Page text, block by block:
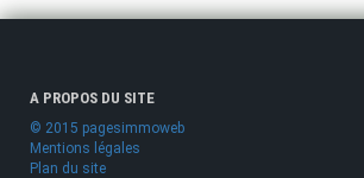
A PROPOS DU SITE
© 2015 pagesimmoweb
Mentions légales
Plan du site